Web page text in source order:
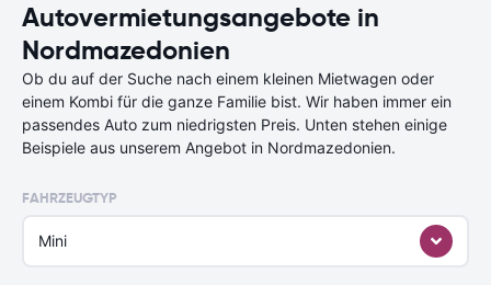
Autovermietungsangebote in
Nordmazedonien
Ob du auf der Suche nach einem kleinen Mietwagen oder
einem Kombi für die ganze Familie bist. Wir haben immer ein
passendes Auto zum niedrigsten Preis. Unten stehen einige
Beispiele aus unserem Angebot in Nordmazedonien.
FAHRZEUGTYP
Mini